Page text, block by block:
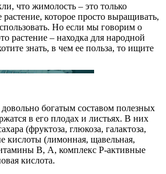
что жимолость – это только
растение, которое просто выращивать,
Но если мы говорим о
растение – находка для народной
знать, в чем ее польза, то ищите
довольно богатым составом полезных
в его плодах и листьях. В них
(фруктоза, глюкоза, галактоза,
кислоты (лимонная, щавельная,
В, А, комплекс Р-активные
кислота.